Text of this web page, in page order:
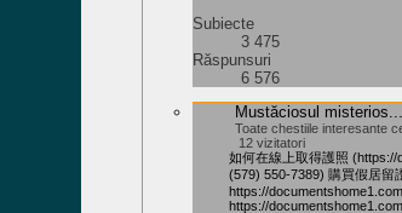
Subiecte
3 475
Răspunsuri
6 576
Mustăciosul misterios...
Toate chestiile interesante
12 vizitatori
如何在線上取得護照 (https://
(579) 550-7389) 購買假居留
https://
https://